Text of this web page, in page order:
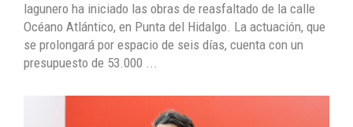
lagunero ha iniciado las obras de reasfaltado de la calle
Océano Atlántico, en Punta del Hidalgo. La actuación, que
se prolongará por espacio de seis días, cuenta con un
presupuesto de 53.000 ...